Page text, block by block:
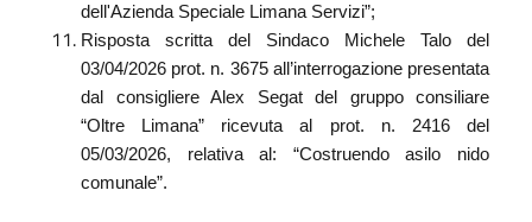
dell'Azienda Speciale Limana Servizi”;
Risposta scritta del Sindaco Michele Talo del
03/04/2026 prot. n. 3675 all’interrogazione presentata
dal consigliere Alex Segat del gruppo consiliare
“Oltre Limana” ricevuta al prot. n. 2416 del
05/03/2026, relativa al: “Costruendo asilo nido
comunale”.